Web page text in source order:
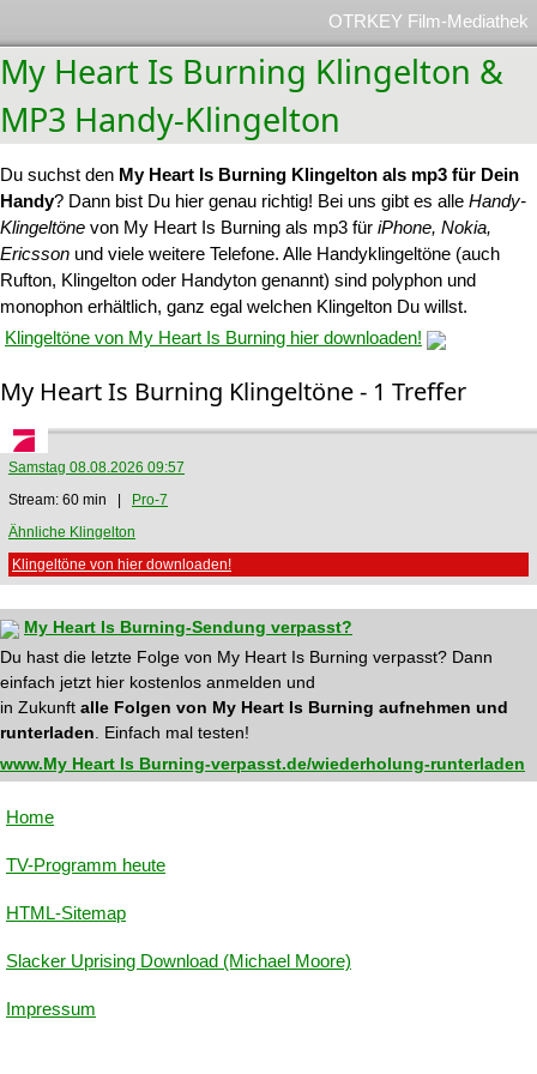
OTRKEY Film-Mediathek
My Heart Is Burning Klingelton &
MP3 Handy-Klingelton
Du suchst den My Heart Is Burning Klingelton als mp3 für Dein
Handy? Dann bist Du hier genau richtig! Bei uns gibt es alle Handy-
Klingeltöne von My Heart Is Burning als mp3 für iPhone, Nokia,
Ericsson und viele weitere Telefone. Alle Handyklingeltöne (auch
Rufton, Klingelton oder Handyton genannt) sind polyphon und
monophon erhältlich, ganz egal welchen Klingelton Du willst.
Klingeltöne von My Heart Is Burning hier downloaden!
My Heart Is Burning Klingeltöne - 1 Treffer
Samstag 08.08.2026 09:57
Stream: 60 min |
Pro-7
Ähnliche Klingelton
Klingeltöne von hier downloaden!
My Heart Is Burning-Sendung verpasst?
Du hast die letzte Folge von My Heart Is Burning verpasst? Dann
einfach jetzt hier kostenlos anmelden und
in Zukunft alle Folgen von My Heart Is Burning aufnehmen und
runterladen . Einfach mal testen!
www.My Heart Is Burning-verpasst.de/wiederholung-runterladen
Home
TV-Programm heute
HTML-Sitemap
Slacker Uprising Download (Michael Moore)
Impressum